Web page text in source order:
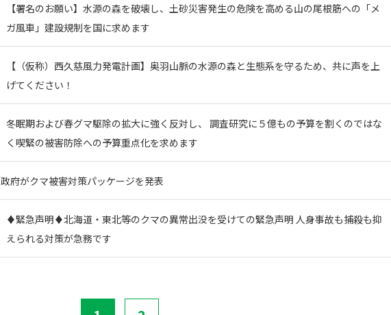
【署名のお願い】水源の森を破壊し、土砂災害発生の危険を高める山の尾根筋への「メ
ガ風車」建設規制を国に求めます
【（仮称）西久慈風力発電計画】奥羽山脈の水源の森と生態系を守るため、共に声を上
げてください！
冬眠期および春グマ駆除の拡大に強く反対し、 調査研究に５億もの予算を割くのではな
く喫緊の被害防除への予算重点化を求めます
政府がクマ被害対策パッケージを発表
♦️緊急声明♦️北海道・東北等のクマの異常出没を受けての緊急声明 人身事故も捕殺も抑
えられる対策が急務です